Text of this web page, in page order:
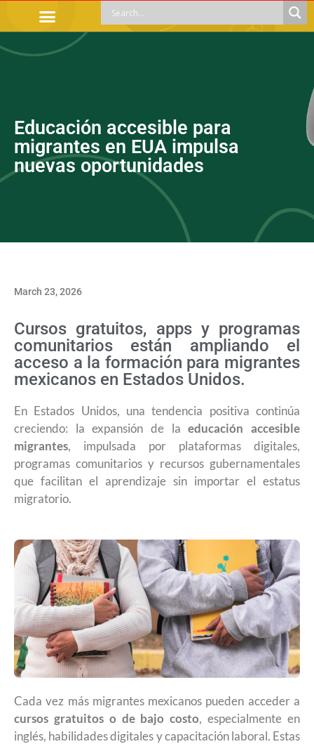
Educación accesible para
migrantes en EUA impulsa
nuevas oportunidades
March 23, 2026
Cursos gratuitos, apps y programas
comunitarios están ampliando el
acceso a la formación para migrantes
mexicanos en Estados Unidos.
En Estados Unidos, una tendencia positiva continúa
creciendo: la expansión de laeducación accesible
migrantes, impulsada por plataformas digitales,
programas comunitarios y recursos gubernamentales
que facilitan el aprendizaje sin importar el estatus
migratorio.
Cada vez más migrantes mexicanos pueden acceder a
cursos gratuitos o de bajo costo, especialmente en
inglés, habilidades digitales y capacitación laboral. Estas